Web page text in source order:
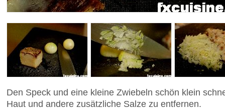
Den Speck und eine kleine Zwiebeln schön klein
Haut und andere zusätzliche Salze zu entfernen.